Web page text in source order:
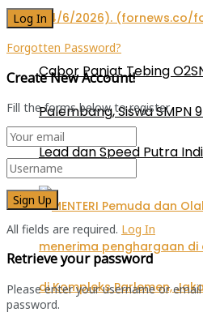
Cabor Panjat Tebing
Palembang, Siswa SMPN
Lead dan Speed Putra
Forgotten Password?
Create New Account!
Fill the forms below to register
All fields are required. Log In
Retrieve your password
Please enter your username or
password.